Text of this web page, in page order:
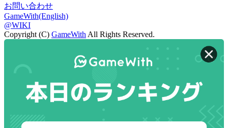
お問い合わせ
GameWith(English)
@WIKI
Copyright (C) GameWith All Rights Reserved.